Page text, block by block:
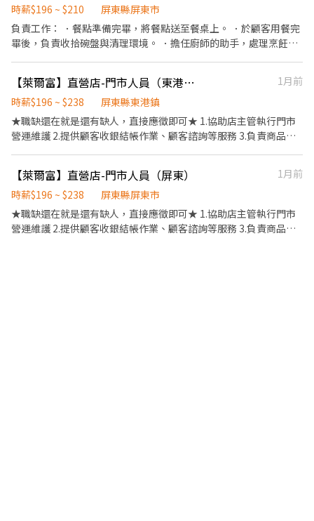
時薪$196 ~ $210
屏東縣屏東市
負責工作： ．餐點準備完畢，將餐點送至餐桌上。 ．於顧客用餐完
畢後，負責收拾碗盤與清理環境。 ．擔任廚師的助手，處理烹飪前
需要的食材。 ．協助測量食材的容量與重量。 ．負責擺盤、打包外
帶服務。 ．結帳、製作飲料、甜點裝飾等。
【萊爾富】直營店-門市人員（東港）夜班
1月前
時薪$196 ~ $238
屏東縣東港鎮
★職缺還在就是還有缺人，直接應徵即可★ 1.協助店主管執行門市
營運維護 2.提供顧客收銀結帳作業、顧客諮詢等服務 3.負責商品排
有興趣者！
【萊爾富】直營店-門市人員（屏東）
1月前
時薪$196 ~ $238
屏東縣屏東市
★職缺還在就是還有缺人，直接應徵即可★ 1.協助店主管執行門市
營運維護 2.提供顧客收銀結帳作業、顧客諮詢等服務 3.負責商品排